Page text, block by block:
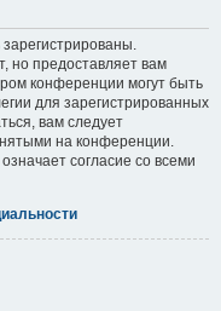
но предоставляет вам
конференции могут быть
для зарегистрированных
вам следует
на конференции.
согласие со всеми